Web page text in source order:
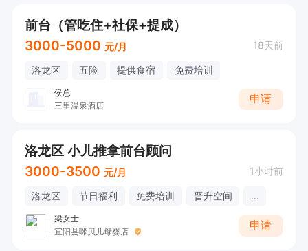
前台（管吃住+社保+提成）
3000-5000 元/月 18天前
洛龙区 五险 提供食宿 免费培训
侯总
三里温泉酒店
申请
洛龙区 小儿推拿前台顾问
3000-3500 元/月 1小时前
洛龙区 节日福利 免费培训 晋升空间 ...
梁女士
宜阳县咪贝儿母婴店
申请